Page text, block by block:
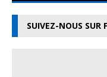
SUIVEZ-NOUS SUR